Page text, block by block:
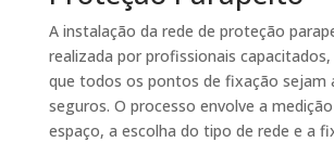
A instalação da rede de proteção
realizada por profissionais
que todos os pontos de fixação sejam
seguros. O processo envolve a
espaço, a escolha do tipo de rede e a